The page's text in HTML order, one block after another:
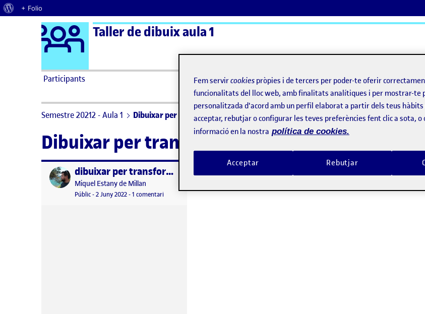
Quant al WordPress
+ Folio
Saltar al contingut Logo Ágora
Taller de dibuix aula 1
Participants ActiFolios
Semestre 20212 - Aula 1 Dibuixar per transformar
Dibuixar per transformar
Publicat per dibuixar per transformar
Publicat per
Miquel Estany de Millan
Visibilitat:
Públic-Data de publicació
2 Juny 2022-1 comentaria dibuixar per transformar
Fem servircookies pròpies i de tercers per poder-te oferir
funcionalitats del lloc web, amb finalitats analítiques i per mostrar-te
personalitzada d'acord amb un perfil elaborat a partir dels teus hàbits
acceptar, rebutjar o configurar les teves preferències fent clic a sota, o
informació en la nostra política de cookies.
Rebutjar
Acceptar